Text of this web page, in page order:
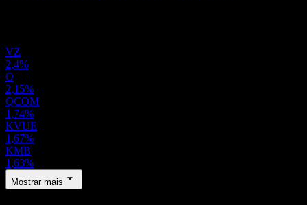
VZ
2,4%
O
2,15%
QCOM
1,74%
KVUE
1,67%
KMB
1,63%
Mostrar mais